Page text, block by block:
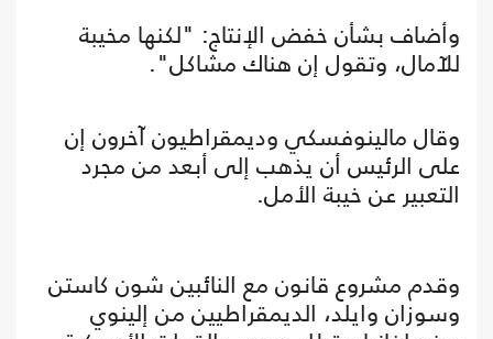
وأضاف بشأن خفض الإنتاج: "لكنها مخيبة
للآمال، وتقول إن هناك مشاكل".
وقال مالينوفسكي وديمقراطيون آخرون إن
على الرئيس أن يذهب إلى أبعد من مجرد
التعبير عن خيبة الأمل.
وقدم مشروع قانون مع النائبين شون كاستن
وسوزان وايلد، الديمقراطيين من إلينوي